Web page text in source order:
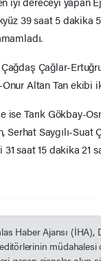
39 saat 5 dakika
Çağlar-
Altan Tan ekibi
ise Tarık Gökbay-
Saygılı-Suat
saat 15 dakika 21
Haber Ajansı